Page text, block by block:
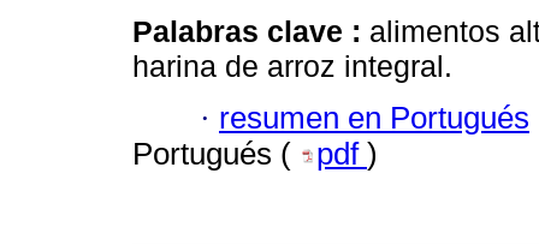
Palabras clave : alimentos
harina de arroz integral.
· resumen en Portugués
Portugués (
pdf )